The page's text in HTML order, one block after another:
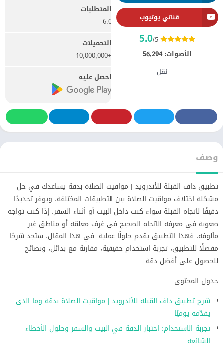
قناتي يوتيوب
5.0/5
الأصوات:56,294
نقل
المتطلبات
6.0
التحميلات
+10,000,000
احصل عليه
وصف
تطبيق داف القبلة للأندرويد | مواقيت الصلاة بدقة يساعدك في حل
مشكلة اختلاف مواقيت الصلاة بين التطبيقات المختلفة، ويوفر تحديدًا
دقيقًا لاتجاه القبلة سواء كنت داخل البيت أو أثناء السفر. إذا كنت تواجه
صعوبة في معرفة الاتجاه الصحيح في غرف مغلقة أو مناطق غير
مألوفة، فهذا التطبيق يقدم حلولًا عملية. في هذا المقال، ستجد شرحًا
مفصلًا للتطبيق، تجربة استخدام حقيقية، مقارنة مع بدائل، ونصائح
للحصول على أفضل دقة.
جدول المحتوى
شرح تطبيق داف القبلة للأندرويد | مواقيت الصلاة بدقة وما الذي
يقدّمه يوميًا
تجربة الاستخدام: اختبار الدقة في البيت والسفر وحلول الأخطاء
الشائعة